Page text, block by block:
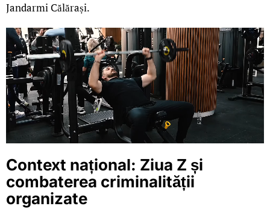
Jandarmi Călărași.
Context național: Ziua Z și
combaterea criminalității
organizate